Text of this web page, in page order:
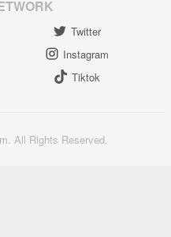
Twitter
Instagram
Tiktok
All Rights Reserved.